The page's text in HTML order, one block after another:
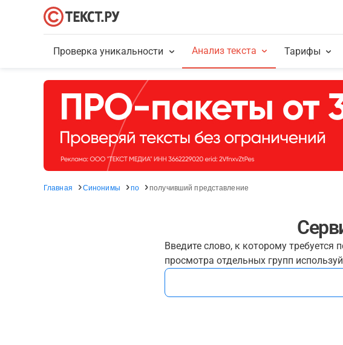
Проверка уникальности Анализ текста Тарифы
Главная Синонимы по получивший представление
Введите слово, к которому
просмотра отдельных групп